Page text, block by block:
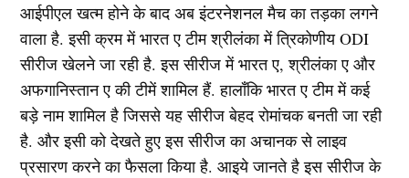
आईपीएल खत्म होने के बाद अब इंटरनेशनल मैच का तड़का लगने
वाला है. इसी क्रम में भारत ए टीम श्रीलंका में त्रिकोणीय ODI
सीरीज खेलने जा रही है. इस सीरीज में भारत ए, श्रीलंका ए और
अफगानिस्तान ए की टीमें शामिल हैं. हालाँकि भारत ए टीम में कई
बड़े नाम शामिल है जिससे यह सीरीज बेहद रोमांचक बनती जा रही
है. और इसी को देखते हुए इस सीरीज का अचानक से लाइव
प्रसारण करने का फैसला किया है. आइये जानते है इस सीरीज के